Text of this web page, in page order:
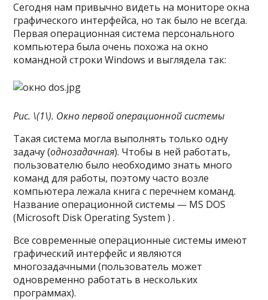
Сегодня нам привычно видеть на мониторе окна
графического интерфейса, но так было не всегда.
Первая операционная система персонального
компьютера была очень похожа на окно
командной строки Windows и выглядела так:
Рис. \(1\). Окно первой операционной системы
Такая система могла выполнять только одну
задачу (однозадачная). Чтобы в ней работать,
пользователю было необходимо знать много
команд для работы, поэтому часто возле
компьютера лежала книга с перечнем команд.
Название операционной системы — MS DOS
(Microsoft Disk Operating System ) .
Все современные операционные системы имеют
графический интерфейс и являются
многозадачными (пользователь может
одновременно работать в нескольких
программах).